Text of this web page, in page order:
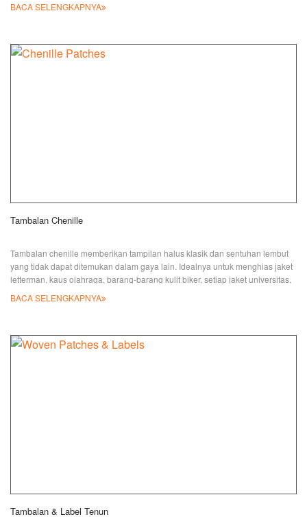
dan warna metalik emas & perak juga dapat direplikasi yang dapat membuat
BACA SELENGKAPNYA
Tambalan Chenille
Tambalan chenille memberikan tampilan halus klasik dan sentuhan lembut
yang tidak dapat ditemukan dalam gaya lain. Idealnya untuk menghias jaket
letterman, kaus olahraga, barang-barang kulit biker, setiap jaket universitas,
berani namun berkelas. Kami telah memproduksi ribuan tambalan chenille
BACA SELENGKAPNYA
Tambalan & Label Tenun